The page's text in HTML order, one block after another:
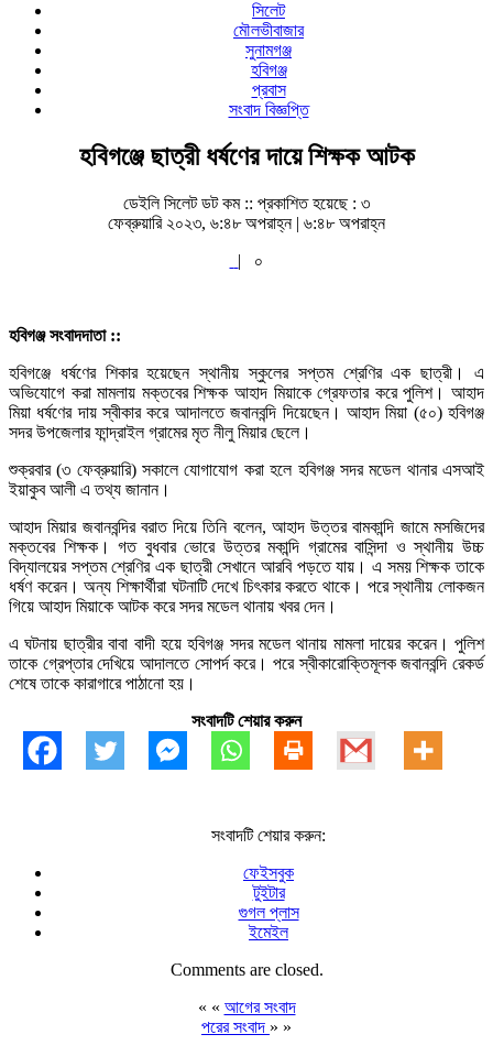
সিলেট
মৌলভীবাজার
সুনামগঞ্জ
হবিগঞ্জ
প্রবাস
সংবাদ বিজ্ঞপ্তি
হবিগঞ্জে ছাত্রী ধর্ষণের দায়ে শিক্ষক আটক
ডেইলি সিলেট ডট কম :: প্রকাশিত হয়েছে : ৩
ফেব্রুয়ারি ২০২৩, ৬:৪৮ অপরাহ্ন | ৬:৪৮ অপরাহ্ন
|
০
হবিগঞ্জ সংবাদদাতা ::
হবিগঞ্জে ধর্ষণের শিকার হয়েছেন স্থানীয় স্কুলের সপ্তম শ্রেণির এক ছাত্রী। এ
অভিযোগে করা মামলায় মক্তবের শিক্ষক আহাদ মিয়াকে গ্রেফতার করে পুলিশ। আহাদ
মিয়া ধর্ষণের দায় স্বীকার করে আদালতে জবানবন্দি দিয়েছেন। আহাদ মিয়া (৫০) হবিগঞ্জ
সদর উপজেলার ফান্দ্রাইল গ্রামের মৃত নীলু মিয়ার ছেলে।
শুক্রবার (৩ ফেব্রুয়ারি) সকালে যোগাযোগ করা হলে হবিগঞ্জ সদর মডেল থানার এসআই
ইয়াকুব আলী এ তথ্য জানান।
আহাদ মিয়ার জবানবন্দির বরাত দিয়ে তিনি বলেন, আহাদ উত্তর বামকান্দি জামে মসজিদের
মক্তবের শিক্ষক। গত বুধবার ভোরে উত্তর মকান্দি গ্রামের বাসিন্দা ও স্থানীয় উচ্চ
বিদ্যালয়ের সপ্তম শ্রেণির এক ছাত্রী সেখানে আরবি পড়তে যায়। এ সময় শিক্ষক তাকে
ধর্ষণ করেন। অন্য শিক্ষার্থীরা ঘটনাটি দেখে চিৎকার করতে থাকে। পরে স্থানীয় লোকজন
গিয়ে আহাদ মিয়াকে আটক করে সদর মডেল থানায় খবর দেন।
এ ঘটনায় ছাত্রীর বাবা বাদী হয়ে হবিগঞ্জ সদর মডেল থানায় মামলা দায়ের করেন। পুলিশ
তাকে গ্রেপ্তার দেখিয়ে আদালতে সোপর্দ করে। পরে স্বীকারোক্তিমূলক জবানবন্দি রেকর্ড
শেষে তাকে কারাগারে পাঠানো হয়।
সংবাদটি শেয়ার করুন
সংবাদটি শেয়ার করুন:
ফেইসবুক
টুইটার
গুগল প্লাস
ইমেইল
Comments are closed.
« « আগের সংবাদ
পরের সংবাদ » »